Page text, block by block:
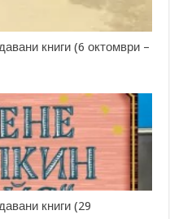
книги (6 октомври –
книги (29